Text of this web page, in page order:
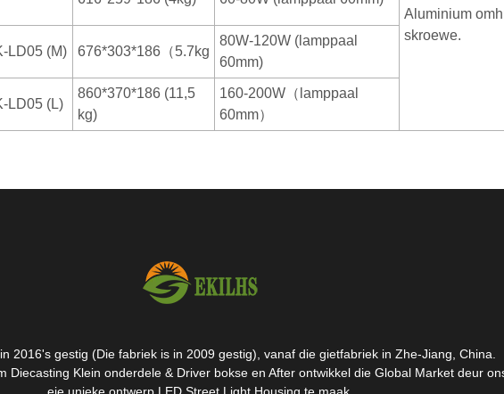
Aluminium
skroewe.
LD05 (M) 676*303*186（5.7kg
80W-120W (lamppaal
60mm)
LD05 (L)
860*370*186 (11,5
kg)
160-200W（lamppaal
60mm）
2016's gestig (Die fabriek is in 2009 gestig), vanaf die gietfabriek in Zhe-Jiang, China.
Diecasting Klein onderdele & Driver bokse en After ontwikkel die Global Market deur